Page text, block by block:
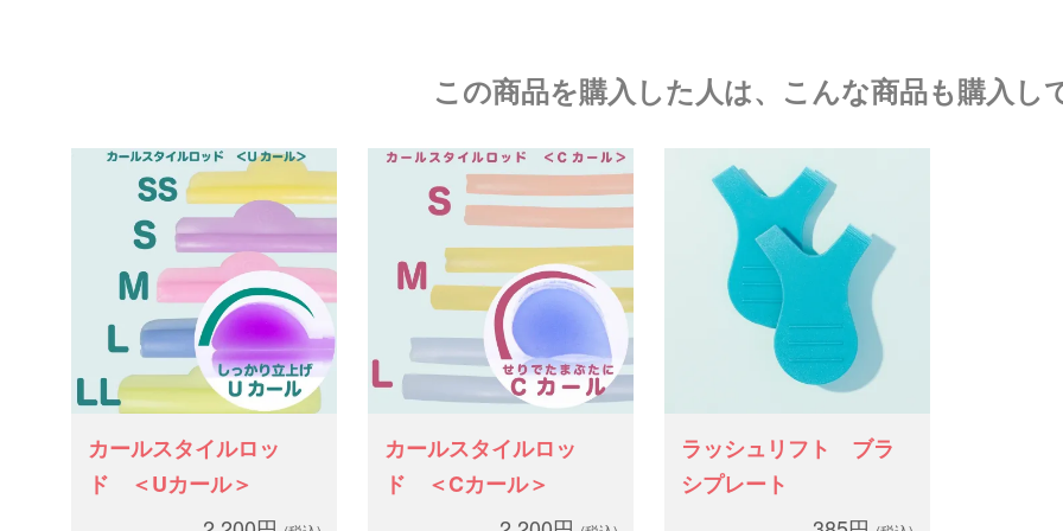
この商品を購入した人は、こんな商品も購入し
カールスタイルロッ
ド ＜Uカール＞
カールスタイルロッ
ド ＜Cカール＞
ラッシュリフト ブラ
シプレート